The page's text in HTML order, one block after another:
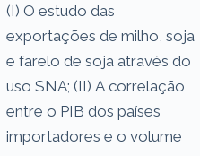
(I) O estudo das
exportações de milho, soja
e farelo de soja através do
uso SNA; (II) A correlação
entre o PIB dos países
importadores e o volume